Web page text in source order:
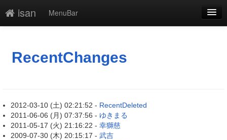
isan
MenuBar
最終更新
RecentChanges
2012-03-10 (土) 02:21:52 - RecentDeleted
2011-06-06 (月) 07:37:56 - ゆきまる
2011-05-17 (火) 21:16:22 - 幸獅慈
2009-07-30 (木) 20:15:17 - 武吉